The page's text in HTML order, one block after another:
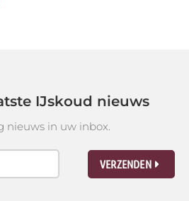
IJskoud nieuws
nieuws in uw inbox.
VERZENDEN